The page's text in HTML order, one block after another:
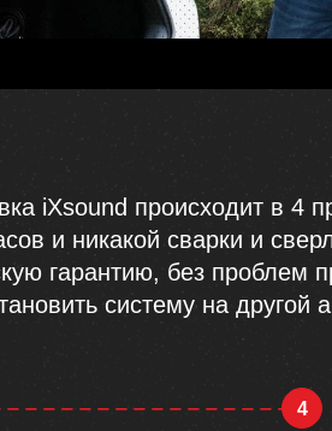
4
iXsound происходит в 4
и никакой сварки и
гарантию, без проблем
систему на другой